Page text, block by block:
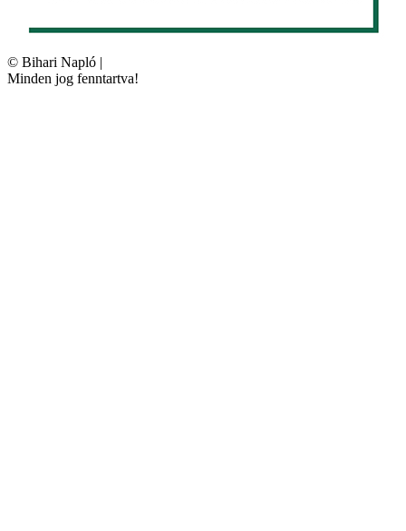
© Bihari Napló |
Minden jog fenntartva!